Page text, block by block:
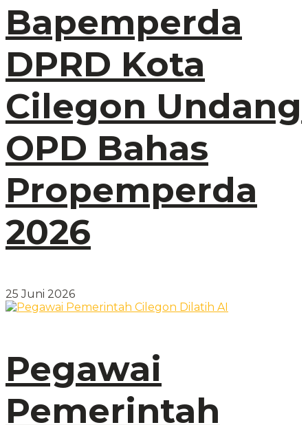
Bapemperda
DPRD Kota
Cilegon Undang
OPD Bahas
Propemperda
2026
25 Juni 2026
Pegawai
Pemerintah